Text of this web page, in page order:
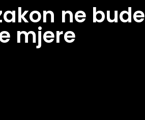
ne bude
mjere